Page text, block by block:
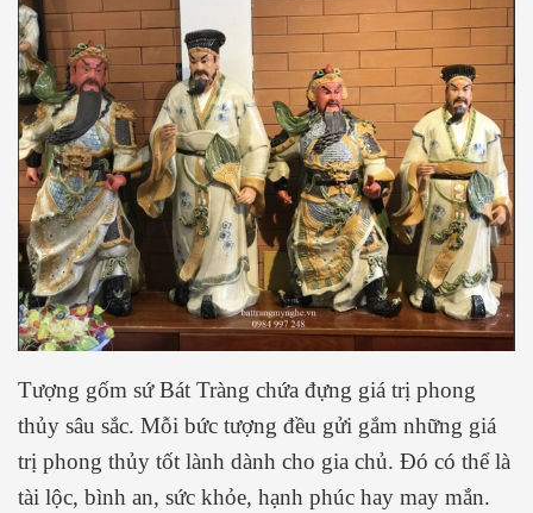
Tượng gốm sứ Bát Tràng chứa đựng giá trị phong
thủy sâu sắc. Mỗi bức tượng đều gửi gắm những giá
trị phong thủy tốt lành dành cho gia chủ. Đó có thể là
tài lộc, bình an, sức khỏe, hạnh phúc hay may mắn.